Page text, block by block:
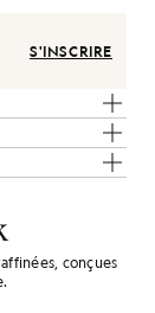
S'INSCRIRE
conçues